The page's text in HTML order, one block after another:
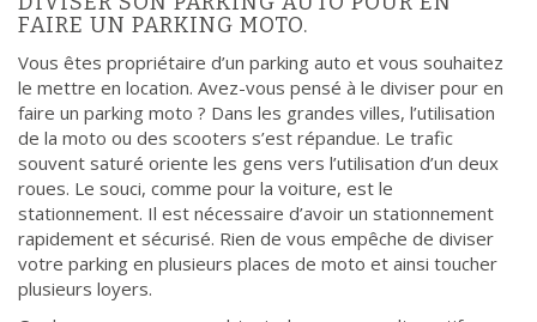
FAIRE UN PARKING MOTO.
Vous êtes propriétaire d’un parking auto et vous souhaitez
le mettre en location. Avez-vous pensé à le diviser pour en
faire un parking moto ? Dans les grandes villes, l’utilisation
de la moto ou des scooters s’est répandue. Le trafic
souvent saturé oriente les gens vers l’utilisation d’un deux
roues. Le souci, comme pour la voiture, est le
stationnement. Il est nécessaire d’avoir un stationnement
rapidement et sécurisé. Rien de vous empêche de diviser
votre parking en plusieurs places de moto et ainsi toucher
plusieurs loyers.